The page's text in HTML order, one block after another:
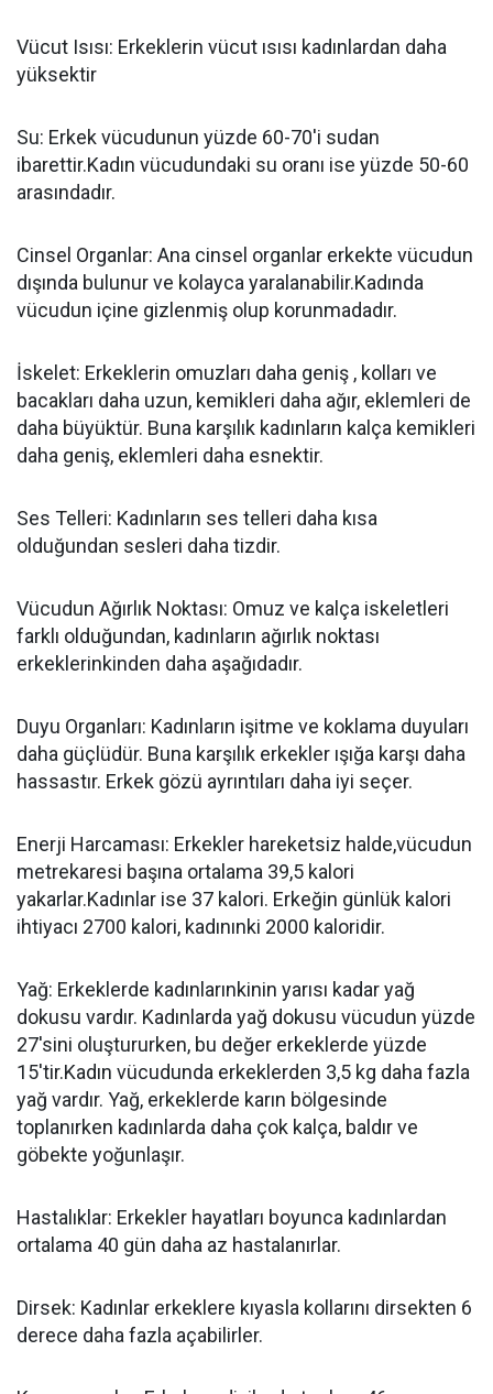
Vücut Isısı: Erkeklerin vücut ısısı kadınlardan daha
yüksektir
Su: Erkek vücudunun yüzde 60-70'i sudan
ibarettir.Kadın vücudundaki su oranı ise yüzde 50-60
arasındadır.
Cinsel Organlar: Ana cinsel organlar erkekte vücudun
dışında bulunur ve kolayca yaralanabilir.Kadında
vücudun içine gizlenmiş olup korunmadadır.
İskelet: Erkeklerin omuzları daha geniş , kolları ve
bacakları daha uzun, kemikleri daha ağır, eklemleri de
daha büyüktür. Buna karşılık kadınların kalça kemikleri
daha geniş, eklemleri daha esnektir.
Ses Telleri: Kadınların ses telleri daha kısa
olduğundan sesleri daha tizdir.
Vücudun Ağırlık Noktası: Omuz ve kalça iskeletleri
farklı olduğundan, kadınların ağırlık noktası
erkeklerinkinden daha aşağıdadır.
Duyu Organları: Kadınların işitme ve koklama duyuları
daha güçlüdür. Buna karşılık erkekler ışığa karşı daha
hassastır. Erkek gözü ayrıntıları daha iyi seçer.
Enerji Harcaması: Erkekler hareketsiz halde,vücudun
metrekaresi başına ortalama 39,5 kalori
yakarlar.Kadınlar ise 37 kalori. Erkeğin günlük kalori
ihtiyacı 2700 kalori, kadınınki 2000 kaloridir.
Yağ: Erkeklerde kadınlarınkinin yarısı kadar yağ
dokusu vardır. Kadınlarda yağ dokusu vücudun yüzde
27'sini oluştururken, bu değer erkeklerde yüzde
15'tir.Kadın vücudunda erkeklerden 3,5 kg daha fazla
yağ vardır. Yağ, erkeklerde karın bölgesinde
toplanırken kadınlarda daha çok kalça, baldır ve
göbekte yoğunlaşır.
Hastalıklar: Erkekler hayatları boyunca kadınlardan
ortalama 40 gün daha az hastalanırlar.
Dirsek: Kadınlar erkeklere kıyasla kollarını dirsekten 6
derece daha fazla açabilirler.